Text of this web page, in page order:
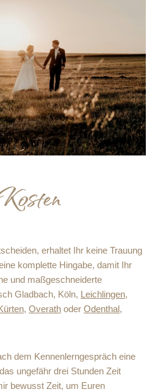
erhaltet Ihr keine Trauung
komplette Hingabe, damit Ihr
und maßgeschneiderte
Gladbach, Köln, Leichlingen,
, Overath oder Odenthal,
dem Kennenlerngespräch eine
ungefähr drei Stunden Zeit
bewusst Zeit, um Euren